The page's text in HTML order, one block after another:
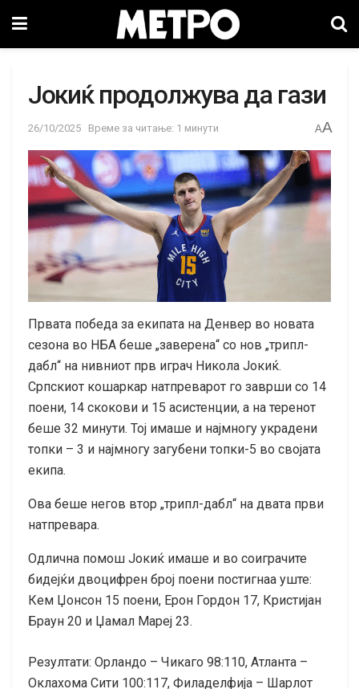
Јокиќ продолжува да гази
26/10/2025 Време за читање: 1 минути AA
Првата победа за екипата на Денвер во новата
сезона во НБА беше „заверена“ со нов „трипл-
дабл“ на нивниот прв играч Никола Јокиќ.
Српскиот кошаркар натпреварот го заврши со 14
поени, 14 скокови и 15 асистенции, а на теренот
беше 32 минути. Тој имаше и најмногу украдени
топки – 3 и најмногу загубени топки-5 во својата
екипа.
Ова беше негов втор „трипл-дабл“ на двата први
натпревара.
Одлична помош Јокиќ имаше и во соиграчите
бидејќи двоцифрен број поени постигнаа уште:
Кем Џонсон 15 поени, Ерон Гордон 17, Кристијан
Браун 20 и Џамал Мареј 23.
Резултати: Орландо – Чикаго 98:110, Атланта –
Оклахома Сити 100:117, Филаделфија – Шарлот